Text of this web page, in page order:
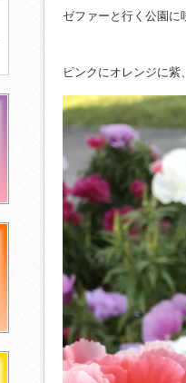
ゼファーと行く公園に
ピンクにオレンジに紫